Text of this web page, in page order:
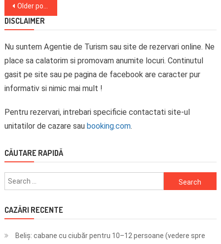
Posts
navigation
Older posts
DISCLAIMER
Nu suntem Agentie de Turism sau site de rezervari online. Ne
place sa calatorim si promovam anumite locuri. Continutul
gasit pe site sau pe pagina de facebook are caracter pur
informativ si nimic mai mult !
Pentru rezervari, intrebari specificie contactati site-ul
unitatilor de cazare sau booking.com.
CĂUTARE RAPIDĂ
Search
for:
CAZĂRI RECENTE
Beliș: cabane cu ciubăr pentru 10–12 persoane (vedere spre